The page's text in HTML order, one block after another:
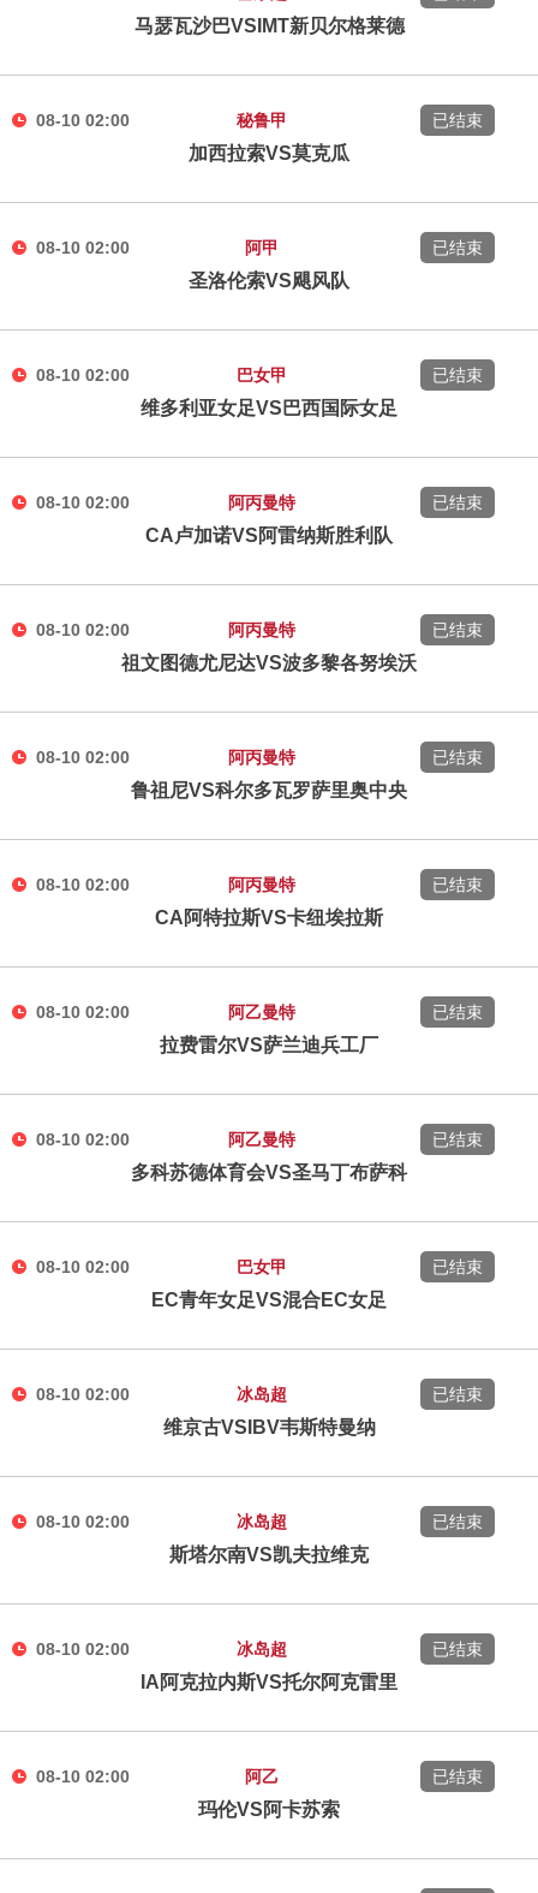
马瑟瓦沙巴VSIMT新贝尔格莱德
08-10 02:00 秘鲁甲
加西拉索VS莫克瓜
已结束
08-10 02:00 阿甲
圣洛伦索VS飓风队
已结束
08-10 02:00 巴女甲
维多利亚女足VS巴西国际女足
已结束
08-10 02:00 阿丙曼特
CA卢加诺VS阿雷纳斯胜利队
已结束
08-10 02:00 阿丙曼特
祖文图德尤尼达VS波多黎各努埃沃
已结束
08-10 02:00 阿丙曼特
鲁祖尼VS科尔多瓦罗萨里奥中央
已结束
08-10 02:00 阿丙曼特
CA阿特拉斯VS卡纽埃拉斯
已结束
08-10 02:00 阿乙曼特
拉费雷尔VS萨兰迪兵工厂
已结束
08-10 02:00 阿乙曼特
多科苏德体育会VS圣马丁布萨科
已结束
08-10 02:00 巴女甲
EC青年女足VS混合EC女足
已结束
08-10 02:00 冰岛超
维京古VSIBV韦斯特曼纳
已结束
08-10 02:00 冰岛超
斯塔尔南VS凯夫拉维克
已结束
08-10 02:00 冰岛超
IA阿克拉内斯VS托尔阿克雷里
已结束
08-10 02:00 阿乙
玛伦VS阿卡苏索
已结束